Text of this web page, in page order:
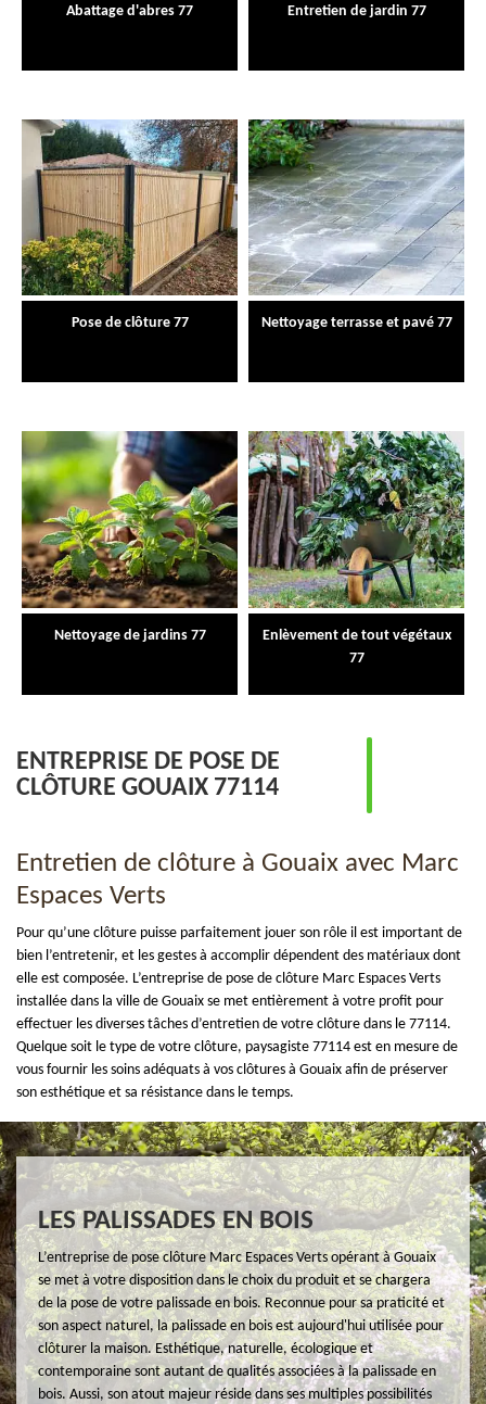
Abattage d'abres 77 Entretien de jardin 77
Pose de clôture 77 Nettoyage terrasse et pavé 77
Nettoyage de jardins 77
Enlèvement de tout végétaux
77
ENTREPRISE DE POSE DE
CLÔTURE GOUAIX 77114
Entretien de clôture à Gouaix avec Marc
Espaces Verts
Pour qu’une clôture puisse parfaitement jouer son rôle il est important de
bien l’entretenir, et les gestes à accomplir dépendent des matériaux dont
elle est composée. L’entreprise de pose de clôture Marc Espaces Verts
installée dans la ville de Gouaix se met entièrement à votre profit pour
effectuer les diverses tâches d’entretien de votre clôture dans le 77114.
Quelque soit le type de votre clôture, paysagiste 77114 est en mesure de
vous fournir les soins adéquats à vos clôtures à Gouaix afin de préserver
son esthétique et sa résistance dans le temps.
LES PALISSADES EN BOIS
L’entreprise de pose clôture Marc Espaces Verts opérant à Gouaix
se met à votre disposition dans le choix du produit et se chargera
de la pose de votre palissade en bois. Reconnue pour sa praticité et
son aspect naturel, la palissade en bois est aujourd'hui utilisée pour
clôturer la maison. Esthétique, naturelle, écologique et
contemporaine sont autant de qualités associées à la palissade en
bois. Aussi, son atout majeur réside dans ses multiples possibilités